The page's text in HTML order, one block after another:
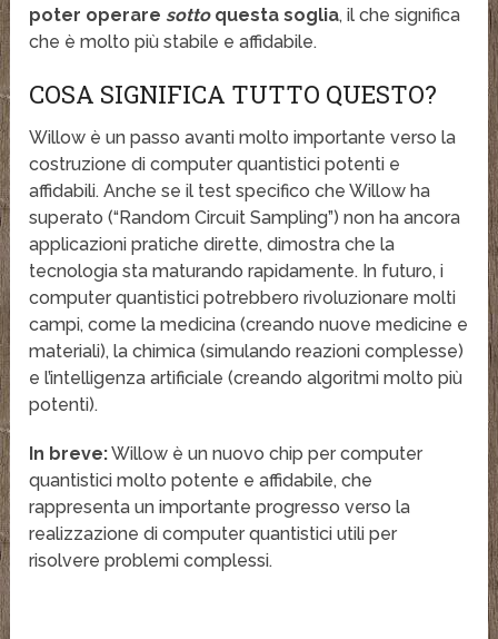
poter operaresottoquesta soglia, il che significa
che è molto più stabile e affidabile.
COSA SIGNIFICA TUTTO QUESTO?
Willow è un passo avanti molto importante verso la
costruzione di computer quantistici potenti e
affidabili. Anche se il test specifico che Willow ha
superato (“Random Circuit Sampling”) non ha ancora
applicazioni pratiche dirette, dimostra che la
tecnologia sta maturando rapidamente. In futuro, i
computer quantistici potrebbero rivoluzionare molti
campi, come la medicina (creando nuove medicine e
materiali), la chimica (simulando reazioni complesse)
e l’intelligenza artificiale (creando algoritmi molto più
potenti).
In breve:Willow è un nuovo chip per computer
quantistici molto potente e affidabile, che
rappresenta un importante progresso verso la
realizzazione di computer quantistici utili per
risolvere problemi complessi.